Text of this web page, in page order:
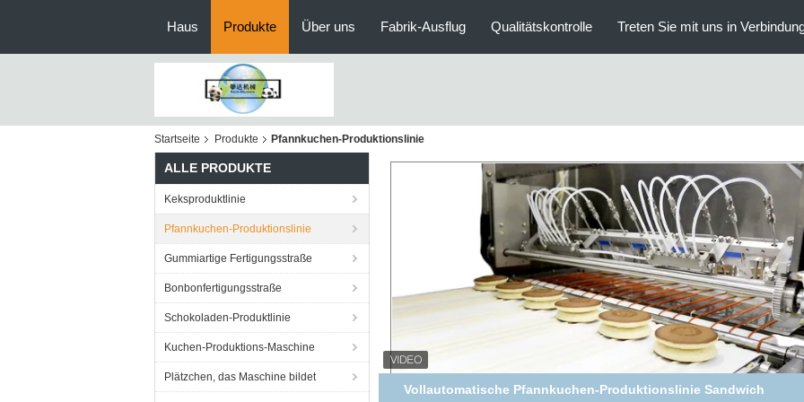
Haus Produkte Über uns Fabrik-Ausflug Qualitätskontrolle Treten Sie mit uns in
Startseite Produkte Pfannkuchen-Produktionslinie
ALLE PRODUKTE
Keksproduktlinie
Pfannkuchen-Produktionslinie
Gummiartige Fertigungsstraße
Bonbonfertigungsstraße
Schokoladen-Produktlinie
Kuchen-Produktions-Maschine
Plätzchen, das Maschine bildet
PD1000 Top Sandwich Pancake Dorayaki Produktionslinie